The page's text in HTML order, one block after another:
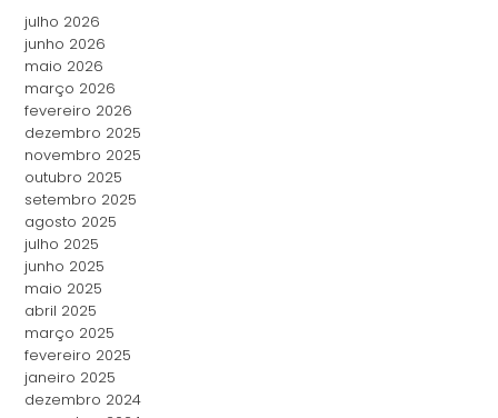
julho 2026
junho 2026
maio 2026
março 2026
fevereiro 2026
dezembro 2025
novembro 2025
outubro 2025
setembro 2025
agosto 2025
julho 2025
junho 2025
maio 2025
abril 2025
março 2025
fevereiro 2025
janeiro 2025
dezembro 2024